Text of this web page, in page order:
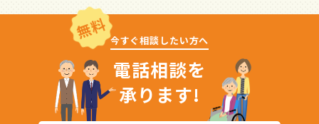
無料 今すぐ相談したい方へ
電話相談を
承ります!